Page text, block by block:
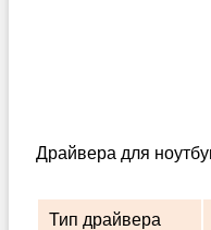
Драйвера для
Тип драйвера